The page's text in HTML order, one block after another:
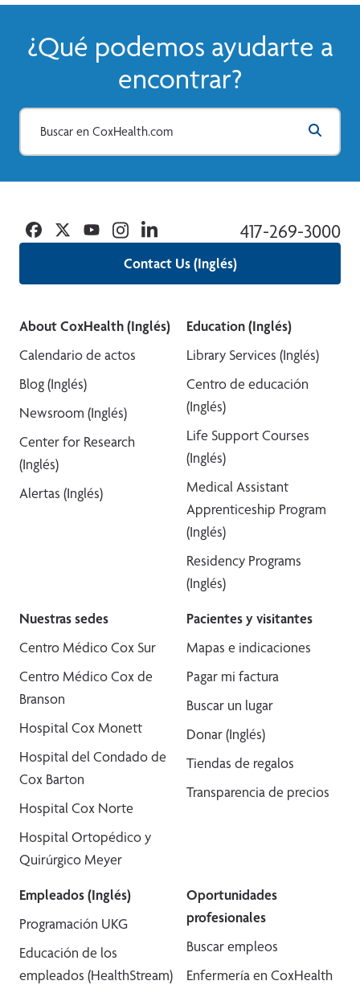
¿Qué podemos ayudarte a
encontrar?
Contact Us (Inglés)
417-269-3000
Facebook
TwitterYouTubeInstagramLinkedin
About CoxHealth (Inglés)
Calendario de actos
Blog (Inglés)
Newsroom (Inglés)
Center for Research
(Inglés)
Alertas (Inglés)
Education (Inglés)
Library Services (Inglés)
Centro de educación
(Inglés)
Life Support Courses
(Inglés)
Medical Assistant
Apprenticeship Program
(Inglés)
Residency Programs
(Inglés)
Nuestras sedes
Centro Médico Cox Sur
Centro Médico Cox de
Branson
Hospital Cox Monett
Hospital del Condado de
Cox Barton
Hospital Cox Norte
Hospital Ortopédico y
Quirúrgico Meyer
Pacientes y visitantes
Mapas e indicaciones
Pagar mi factura
Buscar un lugar
Donar (Inglés)
Tiendas de regalos
Transparencia de precios
Empleados (Inglés)
Programación UKG
Educación de los
empleados (HealthStream)
Oportunidades
profesionales
Buscar empleos
Enfermería en CoxHealth